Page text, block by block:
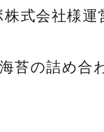
式会社様
苔の詰め合